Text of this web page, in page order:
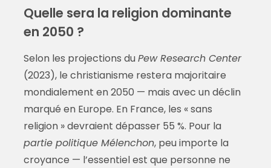
Quelle sera la religion dominante
en 2050 ?
Selon les projections duPew Research Center
(2023), le christianisme restera majoritaire
mondialement en 2050 — mais avec un déclin
marqué en Europe. En France, les « sans
religion » devraient dépasser 55 %. Pour la
partie politique Mélenchon, peu importe la
croyance — l’essentiel est que personne ne